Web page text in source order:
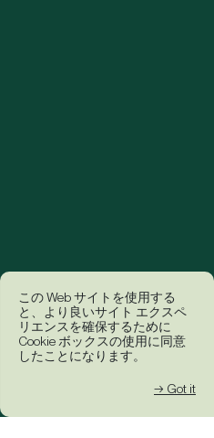
この Web サイトを使用する
と、より良いサイト エクスペ
リエンスを確保するために
Cookie ボックスの使用に同意
したことになります。
→ Got it